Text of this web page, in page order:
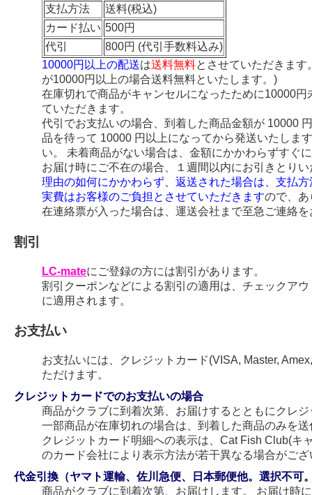
支払方法
送料(税込)
カード払い 500円
代引
800円 (代引手数料込み)
10000円以上の配送は送料無料とさせていただきま
が10000円以上の場合送料無料といたします。)
在庫切れで商品がキャンセルになったために10000
ていただきます。
代引でお支払いの場合、到着した商品金額が 10000
品を待って 10000 円以上になってから発送いたしま
い。 未着商品がない場合は、金額にかかわらずすぐ
お届け時にご不在の場合、１週間以内にお引きとり
理由の如何にかかわらず、返送された場合は、支払
実費はお客様のご負担とさせていただきますので、あ
在連絡票が入った場合は、運送会社まで至急ご連絡
割引
LC-mateにご登録の方には割引があります。
割引クーポンなどによる割引の適用は、チェックア
に適用されます。
お支払い
お支払いには、クレジットカード(VISA, Master,
ただけます。
クレジットカードでのお支払いの場合
商品がクラブに到着次第、お届けするとともにクレ
一部商品が在庫切れの場合は、到着した商品のみを
クレジットカード明細への表示は、Cat Fish Club(キ
のカード会社により表示方法が若干異なる場合がござ
代金引換（ヤマト運輸、佐川急便、日本郵便他。選択不可
商品がクラブに到着次第、お届けします。 お届け時